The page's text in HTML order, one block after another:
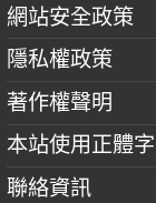
網站安全政策
隱私權政策
著作權聲明
本站使用正體字
聯絡資訊